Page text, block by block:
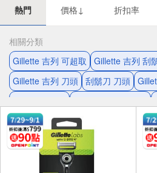
熱門 價格↓ 折扣率
相關分類
Gillette 吉列 可超取
Gillette 吉列 刮
Gillette 吉列 刀頭 刮鬍刀 刀頭